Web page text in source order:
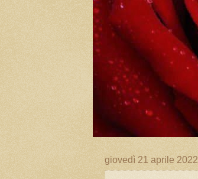
giovedì 21 aprile 2022